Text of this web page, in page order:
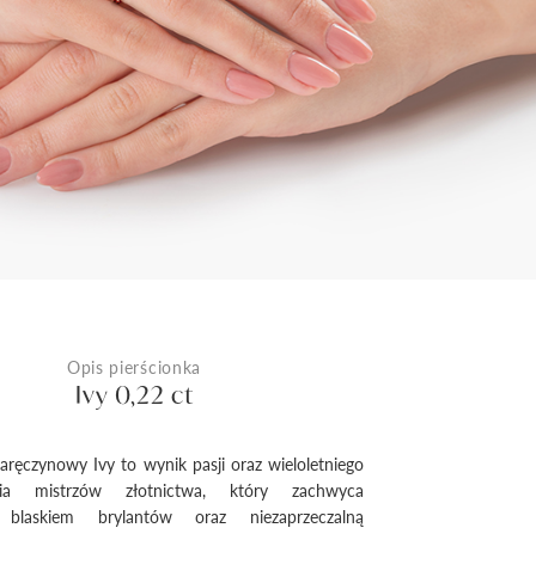
Opis pierścionka
Ivy 0,22 ct
Ivy to wynik pasji oraz wieloletniego
mistrzów złotnictwa, który zachwyca
blaskiem brylantów oraz niezaprzeczalną